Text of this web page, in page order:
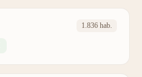
1.836 hab.